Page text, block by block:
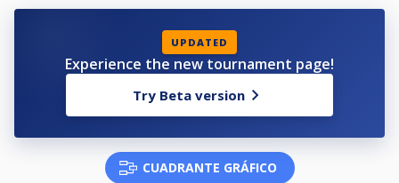
UPDATED
Experience the new tournament page!
Try Beta version
CUADRANTE GRÁFICO